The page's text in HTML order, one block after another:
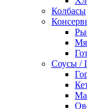
Колбасы
Соусы /